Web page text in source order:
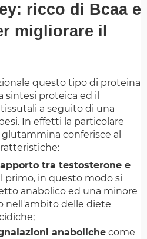
ricco di Bcaa e
migliorare il
questo tipo di proteina
sintesi proteica ed il
a seguito di una
In effetti la particolare
conferisce al
tra testosterone e
primo, in questo modo si
anabolico ed una minore
nell'ambito delle diete
anaboliche come